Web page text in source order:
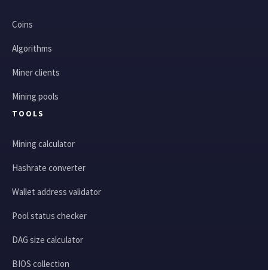
Coins
Algorithms
Miner clients
Mining pools
TOOLS
Mining calculator
Hashrate converter
Wallet address validator
Pool status checker
DAG size calculator
BIOS collection